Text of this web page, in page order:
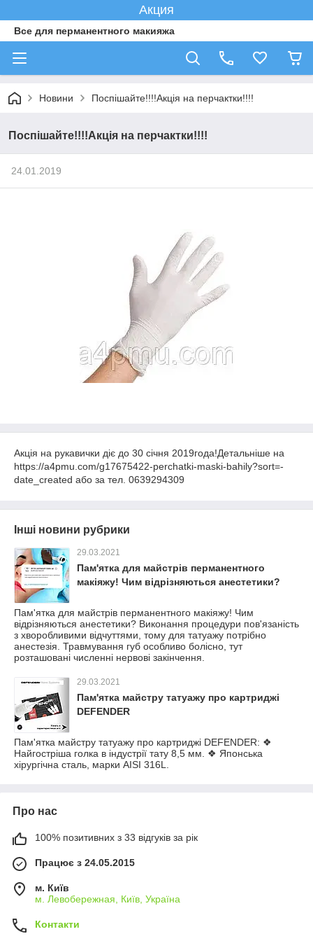
Акция
Все для перманентного макияжа
Новини Поспішайте!!!!Акція на перчактки!!!!
Поспішайте!!!!Акція на перчактки!!!!
24.01.2019
Акція на рукавички діє до 30 січня 2019года!Детальніше на
https://a4pmu.com/g17675422-perchatki-maski-bahily?sort=-
date_created або за тел. 0639294309
Інші новини рубрики
29.03.2021
Пам'ятка для майстрів перманентного
макіяжу! Чим відрізняються анестетики?
Пам'ятка для майстрів перманентного макіяжу! Чим
відрізняються анестетики? Виконання процедури пов'язаність
з хворобливими відчуттями, тому для татуажу потрібно
анестезія. Травмування губ особливо болісно, тут
розташовані численні нервові закінчення.
29.03.2021
Пам'ятка майстру татуажу про картриджі
DEFENDER
Пам'ятка майстру татуажу про картриджі DEFENDER: ❖
Найгостріша голка в індустрії тату 8,5 мм. ❖ Японська
хірургічна сталь, марки AISI 316L.
Про нас
100% позитивних з 33 відгуків за рік
Працює з 24.05.2015
м. Київ
м. Левобережная, Київ, Україна
Контакти